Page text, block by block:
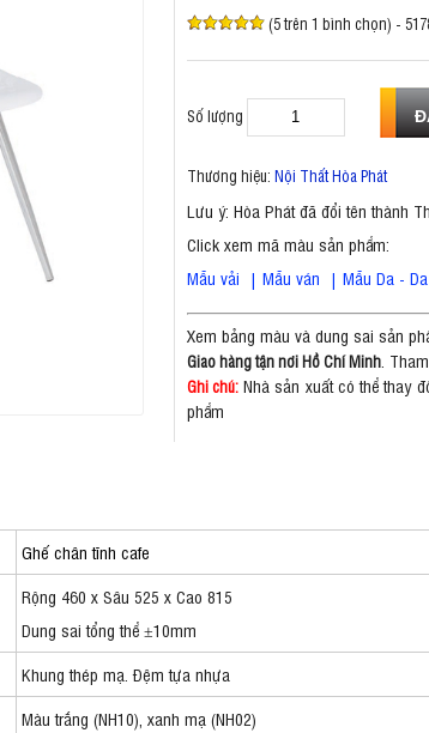
(5 trên 1 bình chọn) -
Số lượng
Thương hiệu: Nội Thất Hòa Phát
Lưu ý: Hòa Phát đã đổi tên thành
Click xem mã màu sản phẩm:
Mẫu vải | Mẫu ván | Mẫu Da -
Xem bảng màu và dung sai sản
Giao hàng tận nơi Hồ Chí Minh.
Ghi chú:Nhà sản xuất có thể thay
phẩm
Ghế chân tĩnh cafe
Rộng 460 x Sâu 525 x Cao 815
Dung sai tổng thể ±10mm
Khung thép mạ. Đệm tựa nhựa
Màu trắng (NH10), xanh mạ (NH02)